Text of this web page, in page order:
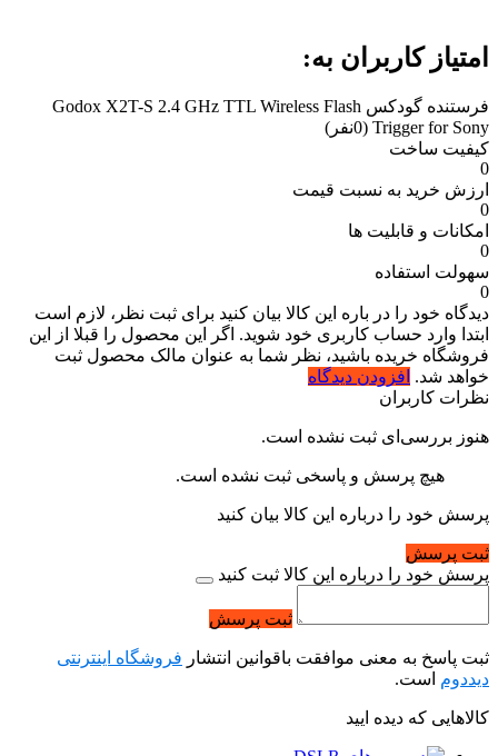
امتیاز کاربران به:
فرستنده گودکس Godox X2T-S 2.4 GHz TTL Wireless Flash
Trigger for Sony (0نفر)
کیفیت ساخت
0
ارزش خرید به نسبت قیمت
0
امکانات و قابلیت ها
0
سهولت استفاده
0
دیدگاه خود را در باره این کالا بیان کنید برای ثبت نظر، لازم است
ابتدا وارد حساب کاربری خود شوید. اگر این محصول را قبلا از این
فروشگاه خریده باشید، نظر شما به عنوان مالک محصول ثبت
خواهد شد. افزودن دیدگاه
نظرات کاربران
هنوز بررسی‌ای ثبت نشده است.
هیچ پرسش و پاسخی ثبت نشده است.
پرسش خود را درباره این کالا بیان کنید
ثبت پرسش
پرسش خود را درباره این کالا ثبت کنید
ثبت پرسش
ثبت پاسخ به معنی موافقت باقوانین انتشار فروشگاه اینترنتی
دیددوم است.
کالاهایی که دیده ایید